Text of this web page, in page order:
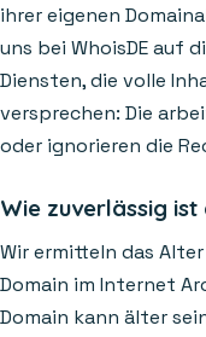
ihrer eigenen
uns bei WhoisDE auf
Diensten, die volle
versprechen: Die
oder ignorieren die
Wie zuverlässig
Wir ermitteln das
Domain im Internet
Domain kann älter